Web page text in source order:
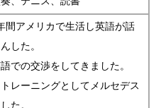
間アメリカで生活し英語が話
した。
での交渉をしてきました。
レーニングとしてメルセデス
た。